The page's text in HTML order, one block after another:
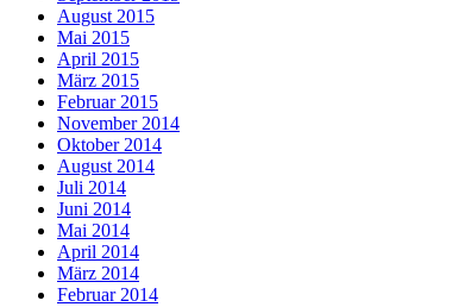
August 2015
Mai 2015
April 2015
März 2015
Februar 2015
November 2014
Oktober 2014
August 2014
Juli 2014
Juni 2014
Mai 2014
April 2014
März 2014
Februar 2014